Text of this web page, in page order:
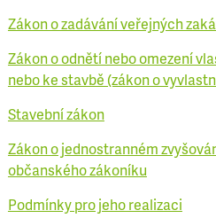
Zákon o zadávání veřejných
Zákon o odnětí nebo omezení
nebo ke stavbě (zákon o
Stavební zákon
Zákon o jednostranném
občanského zákoníku
Podmínky pro jeho realizaci